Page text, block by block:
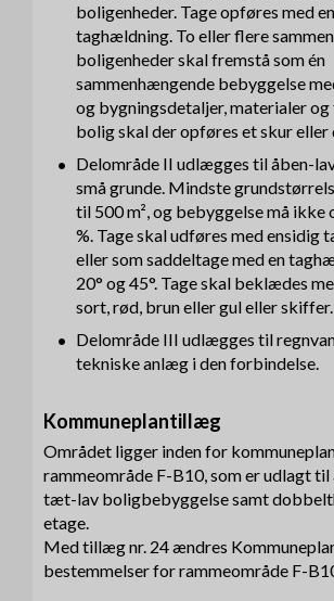
boligenheder. Tage opføres med
taghældning. To eller flere
boligenheder skal fremstå som én
sammenhængende bebyggelse
og bygningsdetaljer, materialer
bolig skal der opføres et skur eller
Delområde II udlægges til åben-
små grunde. Mindste
til 500 m², og bebyggelse må ikke
%. Tage skal udføres med ensidig
eller som saddeltage med en
20° og 45°. Tage skal beklædes
sort, rød, brun eller gul eller skiffer.
Delområde III udlægges til
tekniske anlæg i den forbindelse.
Kommuneplantillæg
Området ligger inden for
rammeområde F-B10, som er udlagt
tæt-lav boligbebyggelse samt
etage.
Med tillæg nr. 24 ændres
bestemmelser for rammeområde F-